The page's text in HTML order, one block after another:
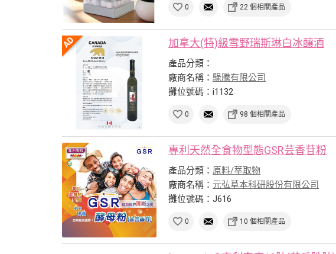
0 22 個相關產品
加拿大(特)級雪野瑞斯琳白冰釀酒
產品分類：
廠商名稱：騄騰有限公司
攤位號碼：i1132
0 98 個相關產品
專利天然全食物型態GSR芸香苷粉
產品分類： 原料/萃取物
廠商名稱： 元弘草本科研股份有限公司
攤位號碼：J616
0 10 個相關產品